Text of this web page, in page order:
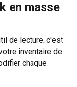
en masse
de lecture, c'est
inventaire de
chaque